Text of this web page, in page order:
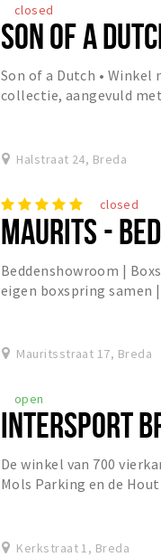
closed
SON OF A
Son of a Dutch •
collectie, aangevuld
Halstraat 24, Breda
closed
MAURITS -
Beddenshowroom |
eigen boxspring samen
Mauritsstraat 17, Breda
open
INTERSPORT
De winkel van 700
Mols Parking en de
Kerkstraat 1, Breda